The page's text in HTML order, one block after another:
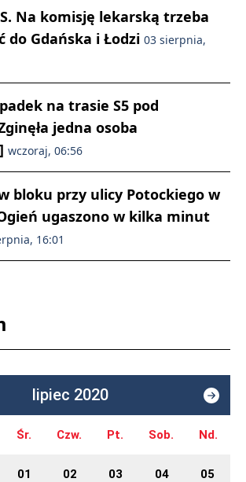
Na komisję lekarską trzeba
do Gdańska i Łodzi 03 sierpnia,
na trasie S5 pod
jedna osoba
wczoraj, 06:56
w bloku przy ulicy Potockiego w
ugaszono w kilka minut
16:01
lipiec 2020
Śr. Czw. Pt. Sob. Nd.
01 02 03 04 05